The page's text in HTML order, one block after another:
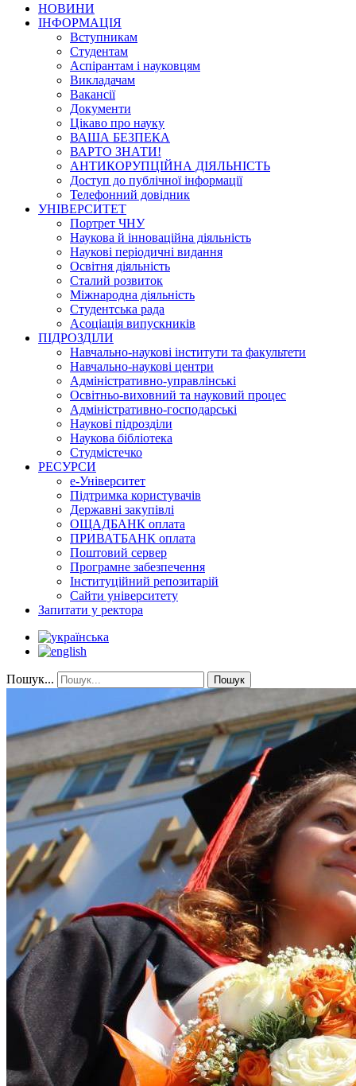
НОВИНИ
ІНФОРМАЦІЯ
Вступникам
Студентам
Аспірантам і науковцям
Викладачам
Вакансії
Документи
Цікаво про науку
ВАША БЕЗПЕКА
ВАРТО ЗНАТИ!
АНТИКОРУПЦІЙНА ДІЯЛЬНІСТЬ
Доступ до публічної інформації
Телефонний довідник
УНІВЕРСИТЕТ
Портрет ЧНУ
Наукова й інноваційна діяльність
Наукові періодичні видання
Освітня діяльність
Сталий розвиток
Міжнародна діяльність
Студентська рада
Асоціація випускників
ПІДРОЗДІЛИ
Навчально-наукові інститути та факультети
Навчально-наукові центри
Адміністративно-управлінські
Освітньо-виховний та науковий процес
Адміністративно-господарські
Наукові підрозділи
Наукова бібліотека
Студмістечко
РЕСУРСИ
е-Університет
Підтримка користувачів
Державні закупівлі
ОЩАДБАНК оплата
ПРИВАТБАНК оплата
Поштовий сервер
Програмне забезпечення
Інституційний репозитарій
Сайти університету
Запитати у ректора
Пошук... Пошук